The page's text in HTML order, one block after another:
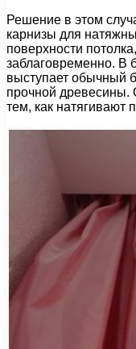
Решение в этом
карнизы для
поверхности
заблаговременно. В
выступает обычный
прочной древесины.
тем, как натягивают